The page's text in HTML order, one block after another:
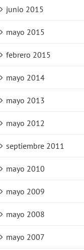
junio 2015
mayo 2015
febrero 2015
mayo 2014
mayo 2013
mayo 2012
septiembre 2011
mayo 2010
mayo 2009
mayo 2008
mayo 2007